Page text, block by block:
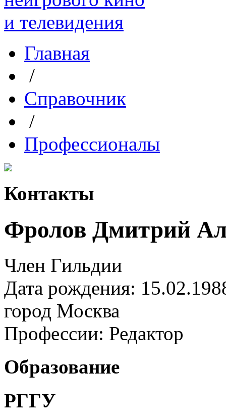
Главная
/
Справочник
/
Профессионалы
Контакты
Фролов Дмитрий
Член Гильдии
Дата рождения:
город Москва
Профессии: Редактор
Образование
РГГУ